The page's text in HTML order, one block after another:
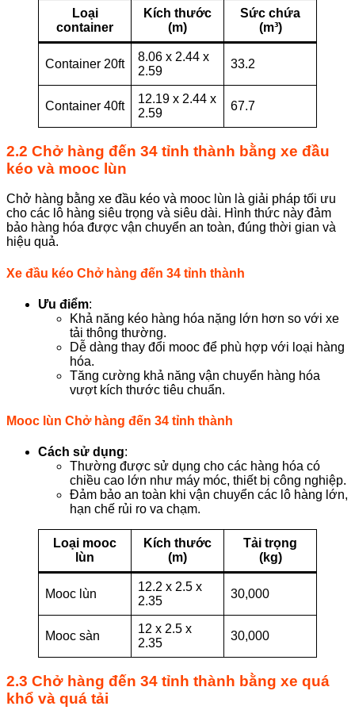
Loại
container
Kích thước
(m)
Sức chứa
(m³)
Container 20ft
8.06 x 2.44 x
2.59
33.2
Container 40ft
12.19 x 2.44 x
2.59
67.7
2.2 Chở hàng đến 34 tỉnh thành bằng xe đầu
kéo và mooc lùn
Chở hàng bằng xe đầu kéo và mooc lùn là giải pháp tối ưu
cho các lô hàng siêu trọng và siêu dài. Hình thức này đảm
bảo hàng hóa được vận chuyển an toàn, đúng thời gian và
hiệu quả.
Xe đầu kéo Chở hàng đến 34 tỉnh thành
Ưu điểm:
Khả năng kéo hàng hóa nặng lớn hơn so với xe
tải thông thường.
Dễ dàng thay đổi mooc để phù hợp với loại hàng
hóa.
Tăng cường khả năng vận chuyển hàng hóa
vượt kích thước tiêu chuẩn.
Mooc lùn Chở hàng đến 34 tỉnh thành
Cách sử dụng:
Thường được sử dụng cho các hàng hóa có
chiều cao lớn như máy móc, thiết bị công nghiệp.
Đảm bảo an toàn khi vận chuyển các lô hàng lớn,
hạn chế rủi ro va chạm.
Loại mooc
lùn
Kích thước
(m)
Tải trọng
(kg)
Mooc lùn
12.2 x 2.5 x
2.35
30,000
Mooc sàn
12 x 2.5 x
2.35
30,000
2.3 Chở hàng đến 34 tỉnh thành bằng xe quá
khổ và quá tải